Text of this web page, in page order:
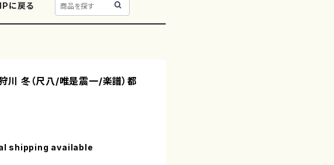
に戻る
川 冬（尺八/唯是震一/楽譜）都
shipping available